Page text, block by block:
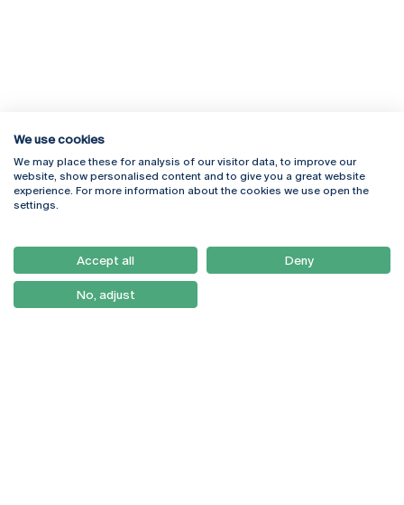
Rua Diogo Botelho 1327
4169-005 Porto
+351 226 196 240
Campus Online
Webmail
Como Chegar
Newsletter
We use cookies
We may place these for analysis of our visitor data, to improve our
website, show personalised content and to give you a great website
experience. For more information about the cookies we use open the
settings.
Accept all Deny
No, adjust